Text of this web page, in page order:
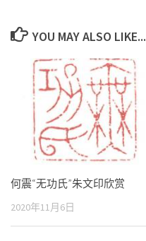
YOU MAY ALSO LIKE...
何震“无功氏”朱文印欣赏
2020年11月6日